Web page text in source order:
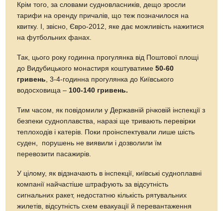
Крім того, за словами судновласників, дещо зросли
тарифи на оренду причалів, що теж позначилося на
квитку. І, звісно, Євро-2012, яке дає можливість нажитися
на футбольних фанах.
Так, цього року годинна прогулянка від Поштової площі
до Видубицького монастиря коштуватиме50-60
гривень , 3-4-годинна прогулянка до Київського
водосховища – 100-140 гривень.
Тим часом, як повідомили у Державній річковій інспекції з
безпеки судноплавства, наразі ще тривають перевірки
теплоходів і катерів. Поки проінспектували лише шість
суден, порушень не виявили і дозволили їм
перевозити пасажирів.
У цілому, як відзначають в інспекції, київські судноплавні
компанії найчастіше штрафують за відсутність
сигнальних ракет, недостатню кількість рятувальних
жилетів, відсутність схем евакуації й перевантаження